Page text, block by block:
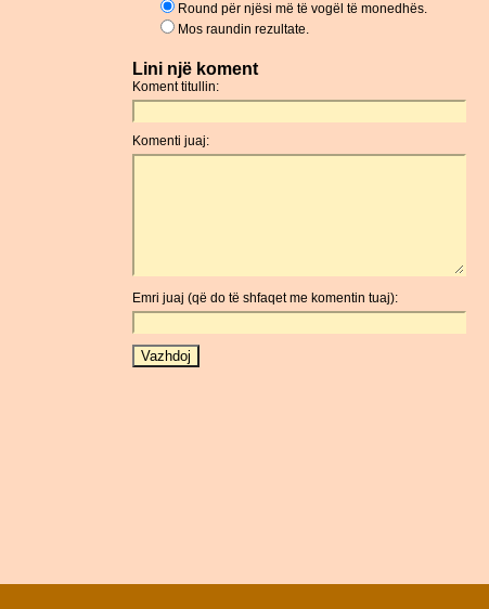
Round për njësi më të vogël të monedhës.
Mos raundin rezultate.
Lini një koment
Koment titullin:
Komenti juaj:
Emri juaj (që do të shfaqet me komentin tuaj):